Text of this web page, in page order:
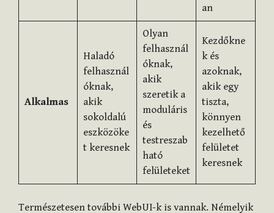
an
Alkalmas
Haladó
felhasznál
óknak,
akik
sokoldalú
eszközöke
t keresnek
Olyan
felhasznál
óknak,
akik
szeretik a
moduláris
és
testreszab
ható
felületeket
Kezdőkne
k és
azoknak,
akik egy
tiszta,
könnyen
kezelhető
felületet
keresnek
Természetesen további WebUI-k is vannak. Némelyik